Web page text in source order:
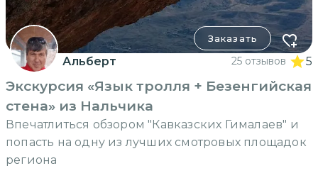
Заказать
Альберт 25 отзывов 5
Экскурсия «Язык тролля + Безенгийская
стена» из Нальчика
Впечатлиться обзором "Кавказских Гималаев" и
попасть на одну из лучших смотровых площадок
региона